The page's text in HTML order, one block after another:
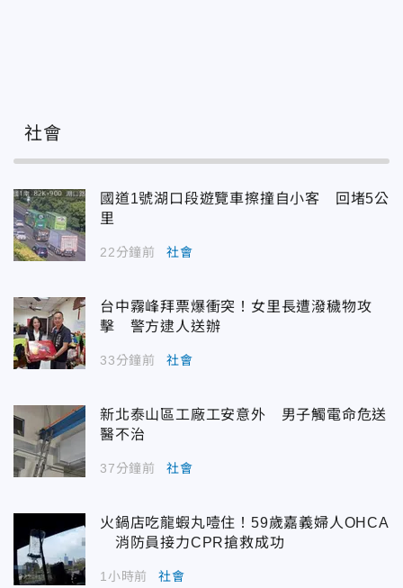
社會
國道1號湖口段遊覽車擦撞自小客 回堵5公
里
22分鐘前 社會
台中霧峰拜票爆衝突！女里長遭潑穢物攻
擊 警方逮人送辦
33分鐘前 社會
新北泰山區工廠工安意外 男子觸電命危送
醫不治
37分鐘前 社會
火鍋店吃龍蝦丸噎住！59歲嘉義婦人OHCA
消防員接力CPR搶救成功
1小時前 社會